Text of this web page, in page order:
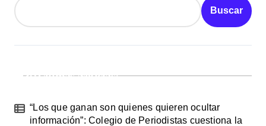
d
s
Buscar
¡Ultimas Noticias!
“Los que ganan son quienes quieren ocultar
información”: Colegio de Periodistas cuestiona la